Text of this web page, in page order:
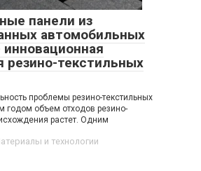
панели из
автомобильных
инновационная
резино-текстильных
проблемы резино-текстильных
годом объем отходов резино-
растет. Одним
и технологии